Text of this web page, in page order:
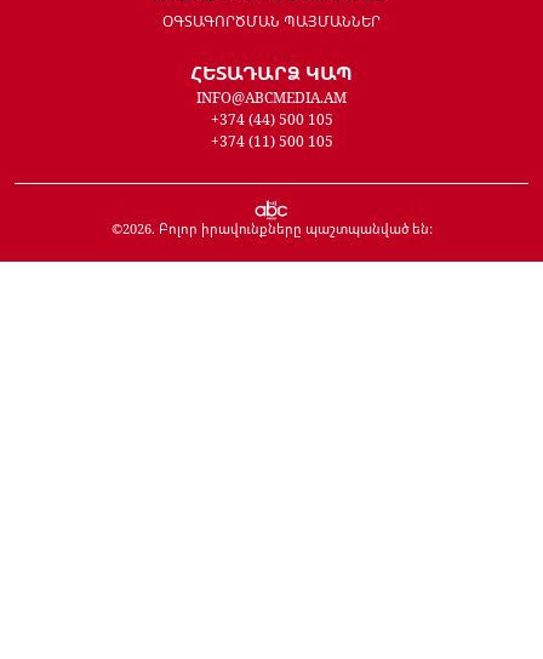
ՕԳՏԱԳՈՐԾՄԱՆ ՊԱՅՄԱՆՆԵՐ
ՀԵՏԱԴԱՐՁ ԿԱՊ
INFO@ABCMEDIA.AM
+374 (44) 500 105
+374 (11) 500 105
©2026. Բոլոր իրավունքները պաշտպանված են: